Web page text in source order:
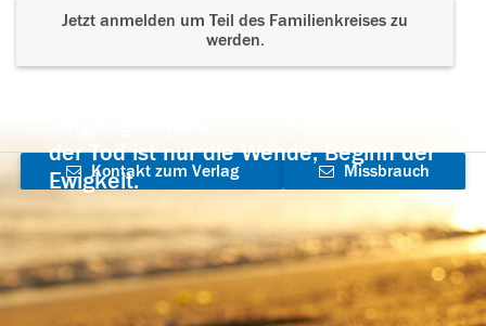
Jetzt anmelden um Teil des Familienkreises zu
werden.
der Tod ist nur die Wende, Beginn der
Ewigkeit.
Kontakt zum Verlag
aufnehmen
Missbrauch